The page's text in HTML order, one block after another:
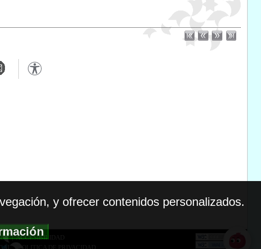
|ACCESIBILIDAD
| POLITICA DE PRIVACIDAD
y ofrecer contenidos personalizados.